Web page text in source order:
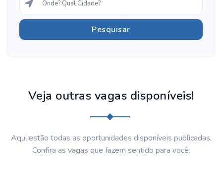
Veja outras vagas disponíveis!
Aqui estão todas as oportunidades disponíveis publicadas.
Confira as vagas que fazem sentido para você.